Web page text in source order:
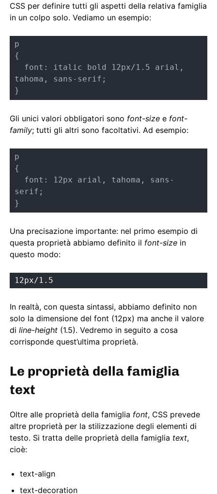
CSS per definire tutti gli aspetti della relativa famiglia
in un colpo solo. Vediamo un esempio:
p
{
tahoma, sans-serif;
}
Gli unici valori obbligatori sono font-size e font-
family; tutti gli altri sono facoltativi. Ad esempio:
p
{
serif;
}
Una precisazione importante: nel primo esempio di
questa proprietà abbiamo definito il font-size in
questo modo:
12px/1.5
In realtà, con questa sintassi, abbiamo definito non
solo la dimensione del font (12px) ma anche il valore
di line-height (1.5). Vedremo in seguito a cosa
corrisponde quest’ultima proprietà.
Le proprietà della famiglia
text
Oltre alle proprietà della famiglia font, CSS prevede
altre proprietà per la stilizzazione degli elementi di
testo. Si tratta delle proprietà della famiglia text,
cioè:
text-align
text-decoration